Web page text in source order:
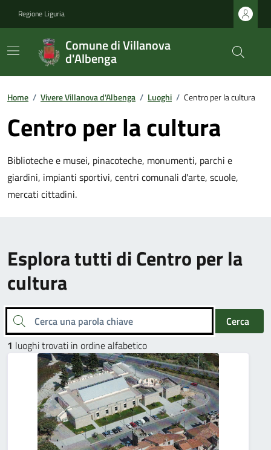
Regione Liguria
Comune di Villanova
d'Albenga
Home / Vivere Villanova d'Albenga / Luoghi / Centro per la cultura
Centro per la cultura
Biblioteche e musei, pinacoteche, monumenti, parchi e
giardini, impianti sportivi, centri comunali d'arte, scuole,
mercati cittadini.
Esplora tutti di Centro per la
cultura
Cerca una parola chiave
Cerca
1 luoghi trovati in ordine alfabetico